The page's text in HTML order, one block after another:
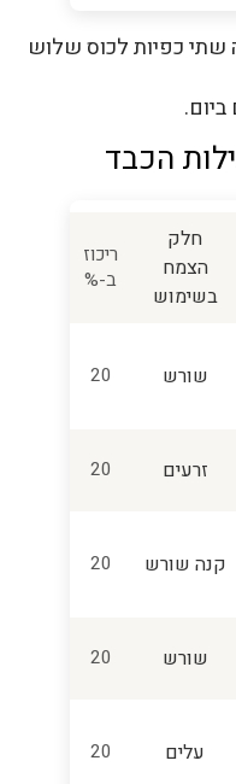
שתי כפיות לכוס שלוש
חלק
הצמח
בשימוש
ריכוז
ב-%
שורש 20
זרעים 20
קנה שורש 20
שורש 20
עלים 20